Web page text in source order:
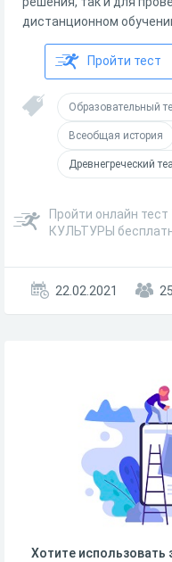
дистанционном
Пройти тест
Образовательный
Всеобщая история
Древнегреческий
Пройти онлайн
КУЛЬТУРЫ
22.02.2021
Хотите использовать